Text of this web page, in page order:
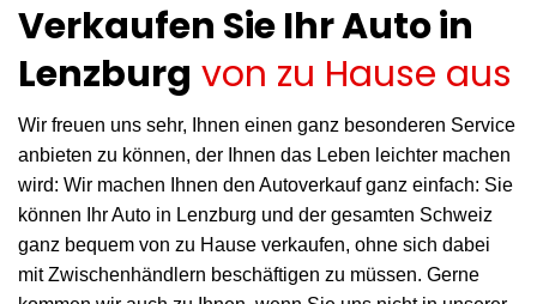
Verkaufen Sie Ihr Auto in
Lenzburg von zu Hause aus
Wir freuen uns sehr, Ihnen einen ganz besonderen Service
anbieten zu können, der Ihnen das Leben leichter machen
wird: Wir machen Ihnen den Autoverkauf ganz einfach: Sie
können Ihr Auto in Lenzburg und der gesamten Schweiz
ganz bequem von zu Hause verkaufen, ohne sich dabei
mit Zwischenhändlern beschäftigen zu müssen. Gerne